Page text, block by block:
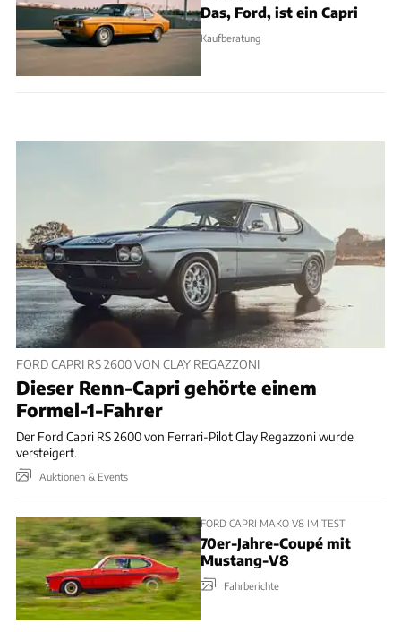
Das, Ford, ist ein Capri
Kaufberatung
FORD CAPRI RS 2600 VON CLAY REGAZZONI
Dieser Renn-Capri gehörte einem
Formel-1-Fahrer
Der Ford Capri RS 2600 von Ferrari-Pilot Clay Regazzoni wurde
versteigert.
Auktionen & Events
FORD CAPRI MAKO V8 IM TEST
70er-Jahre-Coupé mit
Mustang-V8
Fahrberichte